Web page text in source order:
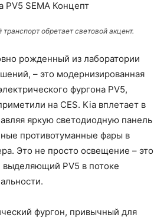
обретает световой акцент.
рожденный из лаборатории
– это модернизированная
фургона PV5,
на CES. Kia вплетает в
яркую светодиодную панель
противотуманные фары в
Это не просто освещение – это
PV5 в потоке
фургон, привычный для